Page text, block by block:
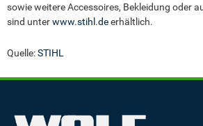
sowie weitere Accessoires, Bekleidung oder
sind unterwww.stihl.deerhältlich.
Quelle:STIHL